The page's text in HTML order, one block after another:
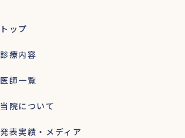
トップ
診療内容
医師一覧
当院について
発表実績・メディア